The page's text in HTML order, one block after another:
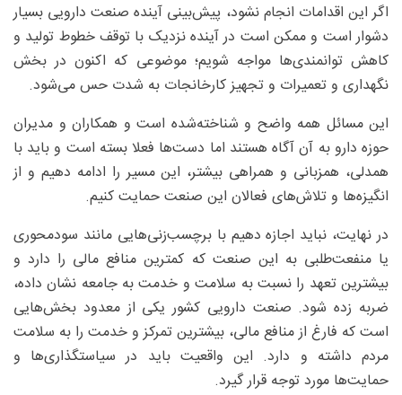
اگر این اقدامات انجام نشود، پیش‌بینی آینده صنعت دارویی بسیار
دشوار است و ممکن است در آینده نزدیک با توقف خطوط تولید و
کاهش توانمندی‌ها مواجه شویم؛ موضوعی که اکنون در بخش
نگهداری و تعمیرات و تجهیز کارخانجات به شدت حس می‌شود.
این مسائل همه واضح و شناخته‌شده است و همکاران و مدیران
حوزه دارو به آن آگاه هستند اما دست‌ها فعلا بسته است و باید با
همدلی، همزبانی و همراهی بیشتر، این مسیر را ادامه دهیم و از
انگیزه‌ها و تلاش‌های فعالان این صنعت حمایت کنیم.
در نهایت، نباید اجازه دهیم با برچسب‌زنی‌هایی مانند سودمحوری
یا منفعت‌طلبی به این صنعت که کمترین منافع مالی را دارد و
بیشترین تعهد را نسبت به سلامت و خدمت به جامعه نشان داده،
ضربه زده شود. صنعت دارویی کشور یکی از معدود بخش‌هایی
است که فارغ از منافع مالی، بیشترین تمرکز و خدمت را به سلامت
مردم داشته و دارد. این واقعیت باید در سیاستگذاری‌ها و
حمایت‌ها مورد توجه قرار گیرد.